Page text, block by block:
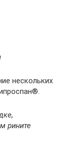
нескольких
рините